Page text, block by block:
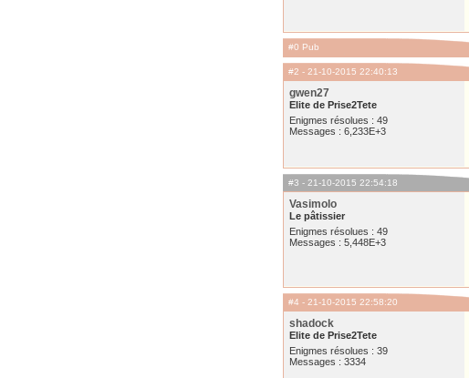
#0 Pub
#2 - 21-10-2015 22:40:13
gwen27
Elite de Prise2Tete
Enigmes résolues : 49
Messages : 6,233E+3
#3 - 21-10-2015 22:54:18
Vasimolo
Le pâtissier
Enigmes résolues : 49
Messages : 5,448E+3
#4 - 21-10-2015 22:58:20
shadock
Elite de Prise2Tete
Enigmes résolues : 39
Messages : 3334